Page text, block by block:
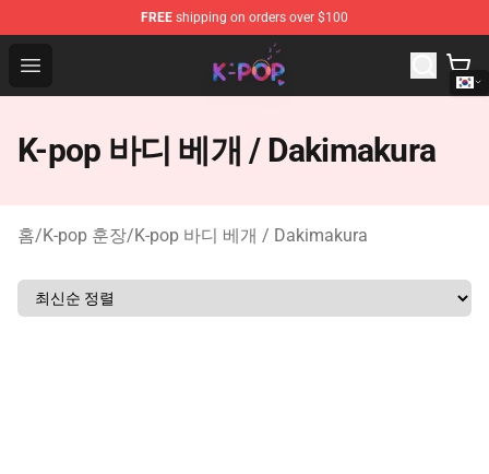
FREE shipping on orders over $100
Open menu
K-pop Store - Official K-pop Merchandise Shop
K-pop 바디 베개 / Dakimakura
홈/K-pop 훈장/K-pop 바디 베개 / Dakimakura